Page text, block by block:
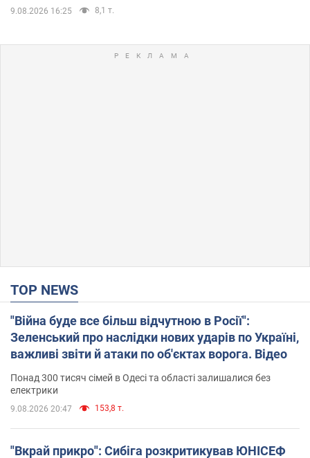
9.08.2026 16:25 8,1 т.
TOP NEWS
"Війна буде все більш відчутною в Росії":
Зеленський про наслідки нових ударів по Україні,
важливі звіти й атаки по об'єктах ворога. Відео
Понад 300 тисяч сімей в Одесі та області залишалися без
електрики
9.08.2026 20:47 153,8 т.
"Вкрай прикро": Сибіга розкритикував ЮНІСЕФ